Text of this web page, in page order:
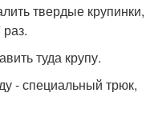
твердые крупинки,
туда крупу.
- специальный трюк,